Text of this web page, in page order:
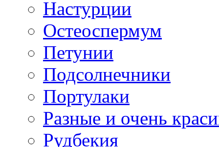
Настурции
Остеоспермум
Петунии
Подсолнечники
Портулаки
Разные и очень
Рудбекия